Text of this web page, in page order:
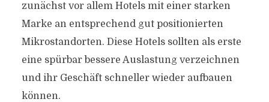
zunächst vor allem Hotels mit einer starken
Marke an entsprechend gut positionierten
Mikrostandorten. Diese Hotels sollten als erste
eine spürbar bessere Auslastung verzeichnen
und ihr Geschäft schneller wieder aufbauen
können.